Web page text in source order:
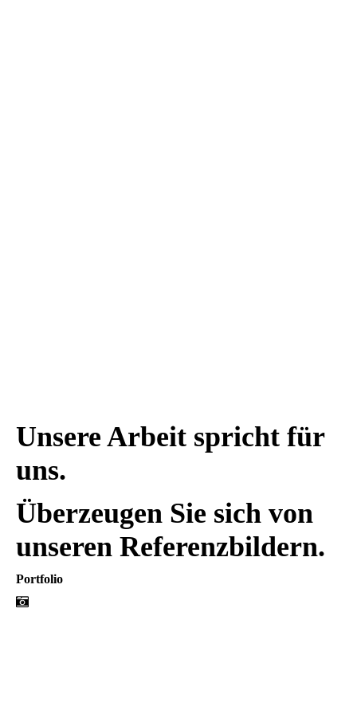
Unsere Arbeit spricht für
uns.
Überzeugen Sie sich von
unseren Referenzbildern.
Portfolio